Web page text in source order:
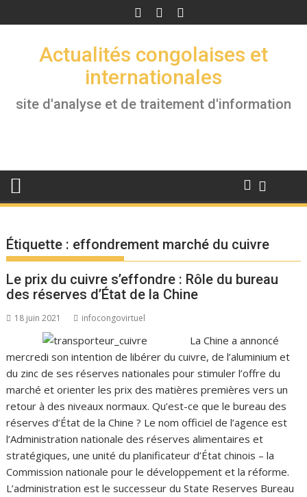
to
Actualités congolaises et
internationales
site d'analyse et de traitement d'information
Étiquette : effondrement marché du cuivre
Le prix du cuivre s’effondre : Rôle du bureau
des réserves d’État de la Chine
18 juin 2021 infocongovirtuel
La Chine a annoncé
mercredi son intention de libérer du cuivre, de l’aluminium et
du zinc de ses réserves nationales pour stimuler l’offre du
marché et orienter les prix des matières premières vers un
retour à des niveaux normaux. Qu’est-ce que le bureau des
réserves d’État de la Chine ? Le nom officiel de l’agence est
l’Administration nationale des réserves alimentaires et
stratégiques, une unité du planificateur d’État chinois – la
Commission nationale pour le développement et la réforme.
L’administration est le successeur du State Reserves Bureau